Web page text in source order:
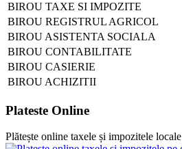
BIROU TAXE SI IMPOZITE
BIROU REGISTRUL AGRICOL
BIROU ASISTENTA SOCIALA
BIROU CONTABILITATE
BIROU CASIERIE
BIROU ACHIZITII
Plateste Online
Plătește online taxele și impozitele locale